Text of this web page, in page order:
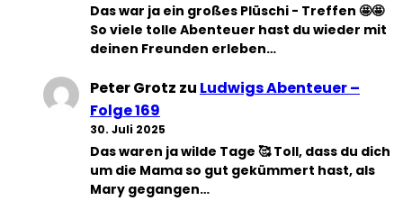
Das war ja ein großes Plüschi - Treffen 🤩🤩
So viele tolle Abenteuer hast du wieder mit
deinen Freunden erleben…
Peter Grotz zu Ludwigs Abenteuer –
Folge 169
30. Juli 2025
Das waren ja wilde Tage 🥰 Toll, dass du dich
um die Mama so gut gekümmert hast, als
Mary gegangen…